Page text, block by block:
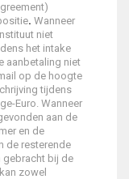
. Wanneer
niet
het intake
aanbetaling niet
op de hoogte
tijdens
Euro. Wanneer
aan de
en de
de resterende
gebracht bij de
zowel